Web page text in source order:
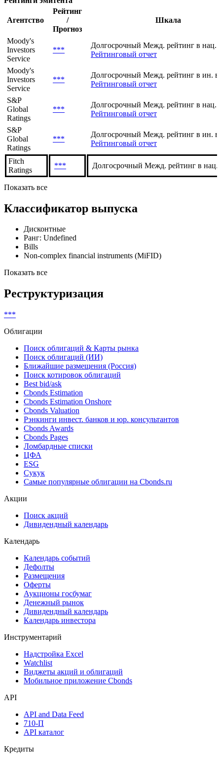
Агентство
Рейтинг
/
Прогноз
Шкала
Moody's
Investors
Service
***
Долгосрочный Межд. рейтинг в нац.
Рейтинговый отчет
Moody's
Investors
Service
***
Долгосрочный Межд. рейтинг в ин.
Рейтинговый отчет
S&P
Global
Ratings
***
Долгосрочный Межд. рейтинг в нац.
Рейтинговый отчет
S&P
Global
Ratings
***
Долгосрочный Межд. рейтинг в ин.
Рейтинговый отчет
Fitch
Ratings
*** Долгосрочный Межд. рейтинг в нац.
Показать все
Классификатор выпуска
Дисконтные
Ранг: Undefined
Bills
Non-complex financial instruments (MiFID)
Показать все
Реструктуризация
***
Облигации
Поиск облигаций & Карты рынка
Поиск облигаций (ИИ)
Ближайшие размещения (Россия)
Поиск котировок облигаций
Best bid/ask
Cbonds Estimation
Cbonds Estimation Onshore
Cbonds Valuation
Рэнкинги инвест. банков и юр. консультантов
Cbonds Awards
Cbonds Pages
Ломбардные списки
ЦФА
ESG
Сукук
Самые популярные облигации на Cbonds.ru
Акции
Поиск акций
Дивидендный календарь
Календарь
Календарь событий
Дефолты
Размещения
Оферты
Аукционы госбумаг
Денежный рынок
Дивидендный календарь
Календарь инвестора
Инструментарий
Надстройка Excel
Watchlist
Виджеты акций и облигаций
Мобильное приложение Cbonds
API
API and Data Feed
710-П
API каталог
Кредиты